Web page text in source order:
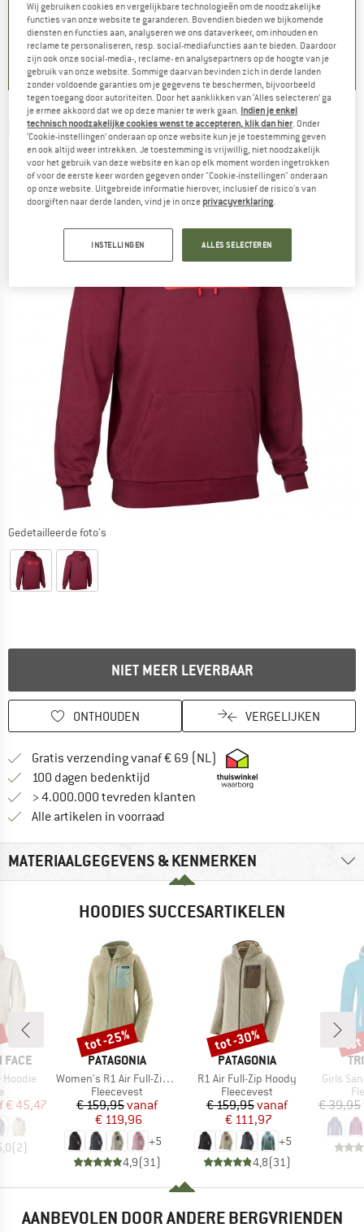
) 5,0(2)
+2
4,6(8)
ION -Hoody Logo
(0)
Gedetailleerde foto's
NIET MEER LEVERBAAR
ONTHOUDEN VERGELIJKEN
Gratis verzending vanaf € 69 (NL) Vind hier de
100 dagen bedenktijd Vind de betalingsinformatie hier!
> 4.000.000 tevreden klanten
Alle artikelen in voorraad
MATERIAALGEGEVENS & KENMERKEN
HOODIES SUCCESARTIKELEN
FACE
prijs
€ 45,47
(2)
MERK
PATAGONIA
Artikel
Women's R1 Air Full-Zip Hoody
Productgroep
Fleecevest
Prijs
€ 159,95Verlaagde prijs
vanaf
€ 119,96
+5
4,9(31 )
Korting
tot -25%
MERK
PATAGONIA
Artikel
R1 Air Full-Zip Hoody
Productgroep
Fleecevest
Prijs
€ 159,95Verlaagde prijs
vanaf
€ 111,97
+5
4,8(31 )
Korting
tot -30%
Artikel
Girls
€ 39,95
AANBEVOLEN DOOR ANDERE BERGVRIENDEN
Wij gebruiken cookies en vergelijkbare technologieën om de noodzakelijke
functies van onze website te garanderen. Bovendien bieden we bijkomende
diensten en functies aan, analyseren we ons dataverkeer, om inhouden en
reclame te personaliseren, resp. social-mediafuncties aan te bieden. Daardoor
zijn ook onze social-media-, reclame- en analysepartners op de hoogte van je
gebruik van onze website. Sommige daarvan bevinden zich in derde landen
zonder voldoende garanties om je gegevens te beschermen, bijvoorbeeld
tegen toegang door autoriteiten. Door het aanklikken van ‘Alles selecteren’ ga
je ermee akkoord dat we op deze manier te werk gaan. Indien je enkel
technisch noodzakelijke cookies wenst te accepteren, klik dan hier. Onder
‘Cookie-instellingen’ onderaan op onze website kun je je toestemming geven
en ook altijd weer intrekken. Je toestemming is vrijwillig, niet noodzakelijk
voor het gebruik van deze website en kan op elk moment worden ingetrokken
of voor de eerste keer worden gegeven onder "Cookie-instellingen" onderaan
op onze website. Uitgebreide informatie hierover, inclusief de risico's van
doorgiften naar derde landen, vind je in onze privacyverklaring.
INSTELLINGEN ALLES SELECTEREN